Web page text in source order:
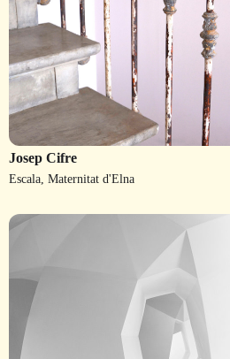
Josep Cifre
Escala, Maternitat d'Elna